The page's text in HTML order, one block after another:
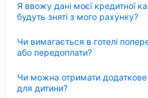
Я ввожу дані моєї кредитної
будуть зняті з мого рахунку?
Чи вимагається в готелі
або передоплати?
Чи можна отримати додаткове
для дитини?